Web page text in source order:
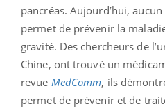
pancréas. Aujourd’hui,
permet de prévenir la
gravité. Des chercheurs de
Chine, ont trouvé un
revue MedComm, ils
permet de prévenir et de